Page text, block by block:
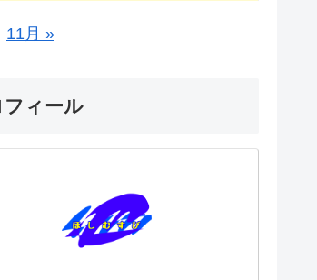
11月 »
フィール